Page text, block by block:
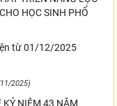
HỌC SINH PHỔ
từ 01/12/2025
2025)
KỶ NIỆM 43 NĂM